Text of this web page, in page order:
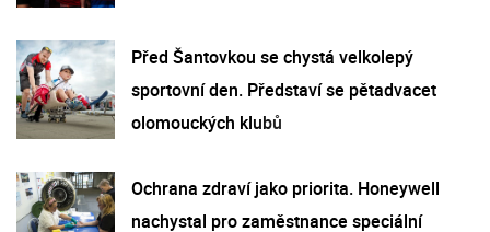
Před Šantovkou se chystá velkolepý
sportovní den. Představí se pětadvacet
olomouckých klubů
Ochrana zdraví jako priorita. Honeywell
nachystal pro zaměstnance speciální